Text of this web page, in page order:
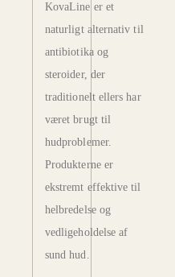
KovaLine er et
naturligt alternativ til
antibiotika og
steroider, der
traditionelt ellers har
været brugt til
hudproblemer.
Produkterne er
ekstremt effektive til
helbredelse og
vedligeholdelse af
sund hud.